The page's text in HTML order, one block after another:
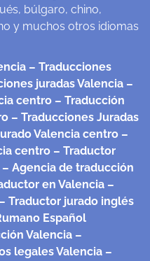
búlgaro, chino,
y muchos otros idiomas
– Traducciones
juradas Valencia –
centro – Traducción
– Traducciones Juradas
Valencia centro –
centro – Traductor
– Agencia de traducción
en Valencia –
– Traductor jurado inglés
Español
Valencia –
legales Valencia –